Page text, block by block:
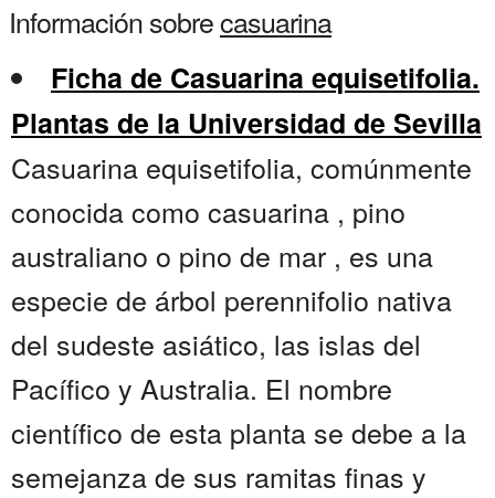
Información sobrecasuarina
Ficha de Casuarina equisetifolia.
Plantas de la Universidad de Sevilla
Casuarina equisetifolia, comúnmente
conocida como casuarina , pino
australiano o pino de mar , es una
especie de árbol perennifolio nativa
del sudeste asiático, las islas del
Pacífico y Australia. El nombre
científico de esta planta se debe a la
semejanza de sus ramitas finas y